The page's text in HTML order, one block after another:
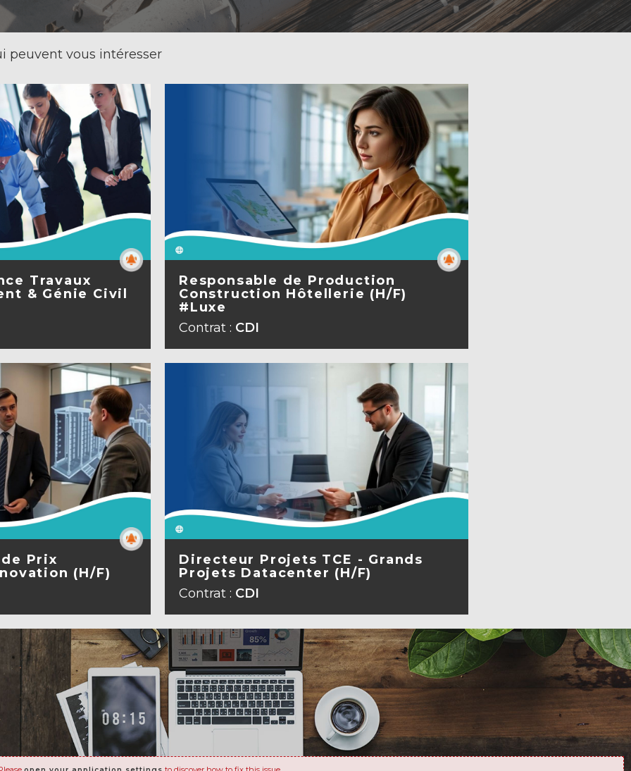
peuvent vous intéresser
Travaux
& Génie Civil
Responsable de Production
Construction Hôtellerie (H/F)
#Luxe
Contrat : CDI
Prix
(H/F)
Directeur Projets TCE - Grands
Projets Datacenter (H/F)
Contrat : CDI